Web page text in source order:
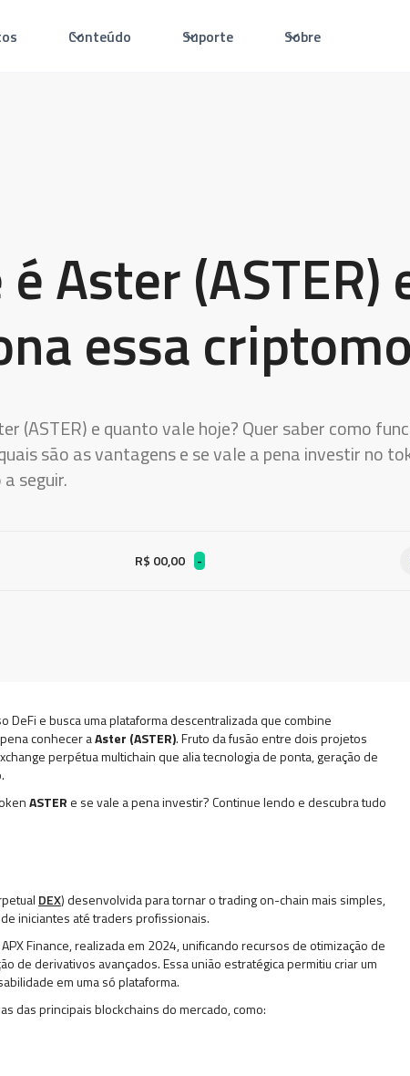
Conteúdo Suporte Sobre
Aster (ASTER)
essa
(ASTER) e quanto vale hoje? Quer saber como
são as vantagens e se vale a pena investir no
seguir.
R$ 00,00 -
e busca uma plataforma descentralizada que combine
conhecer aAster (ASTER). Fruto da fusão entre dois projetos
perpétua multichain que alia tecnologia de ponta, geração de
ASTER e se vale a pena investir? Continue lendo e descubra tudo
DEX) desenvolvida para tornar o trading on-chain mais simples,
iniciantes até traders profissionais.
Finance, realizada em 2024, unificando recursos de otimização de
de derivativos avançados. Essa união estratégica permitiu criar um
em uma só plataforma.
das principais blockchains do mercado, como: